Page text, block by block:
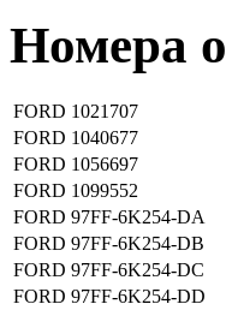
Номера
FORD 1021707
FORD 1040677
FORD 1056697
FORD 1099552
FORD 97FF-6K254-DA
FORD 97FF-6K254-DB
FORD 97FF-6K254-DC
FORD 97FF-6K254-DD